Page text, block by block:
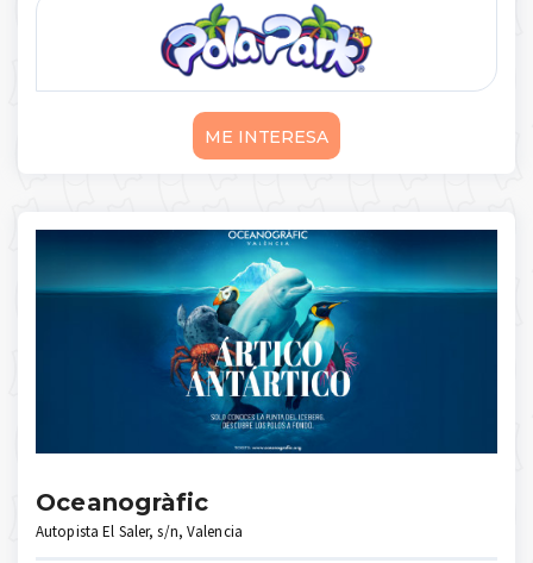
24000m2, que cuenta tamb ... Mostrar más
ME INTERESA
Oceanogràfic
Autopista El Saler, s/n, Valencia